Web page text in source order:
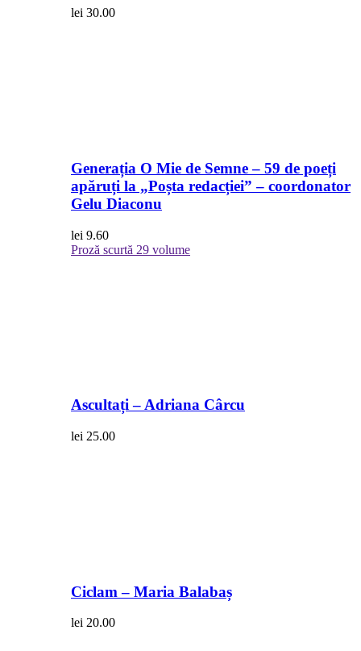
lei 30.00
Generația O Mie de Semne – 59 de poeți
apăruți la „Poșta redacției” – coordonator
Gelu Diaconu
lei 9.60
Proză scurtă 29 volume
Ascultați – Adriana Cârcu
lei 25.00
Ciclam – Maria Balabaș
lei 20.00